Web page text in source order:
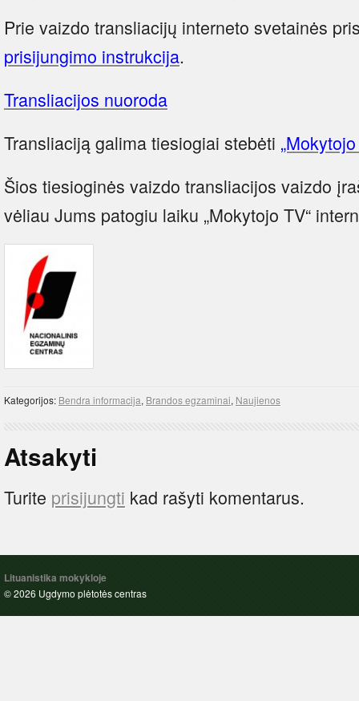
Prie vaizdo transliacijų interneto svetainės
prisijungimo instrukcija.
Transliacijos nuoroda
Transliaciją galima tiesiogiai stebėti
Šios tiesioginės vaizdo transliacijos vaizdo
vėliau Jums patogiu laiku „Mokytojo TV“
Kategorijos: Bendra informacija, Brandos egzaminai, Naujienos
Atsakyti
Turite prisijungti kad rašyti komentarus.
Lituanistika mokykloje
© 2026 Ugdymo plėtotės centras